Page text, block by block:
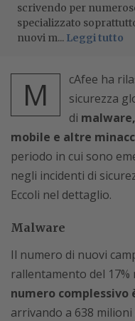
scrivendo per
specializzato
nuovi m... Leggi tutto
M cAfee ha
sicurezza
di
mobile e altre
periodo in cui sono
negli incidenti di
Eccoli nel dettaglio.
Malware
Il numero di nuovi
rallentamento del
numero complessivo
arrivando a 638